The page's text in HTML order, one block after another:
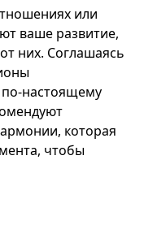
или
ваше развитие,
них. Соглашаясь
по-настоящему
которая
чтобы